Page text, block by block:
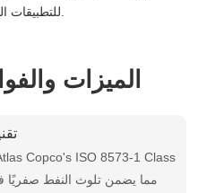
للتطبيقات الصناعية.
الميزات